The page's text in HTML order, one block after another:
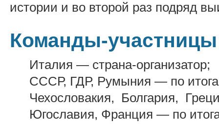
истории и во второй раз подряд
Команды-участницы
Италия — страна-организатор;
СССР, ГДР, Румыния — по
Чехословакия, Болгария,
Югославия, Франция — по